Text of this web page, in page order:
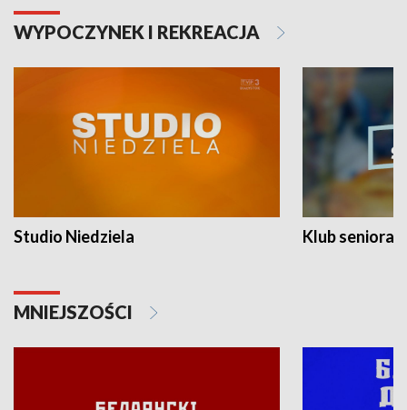
WYPOCZYNEK I REKREACJA
Studio Niedziela Klub seniora
MNIEJSZOŚCI